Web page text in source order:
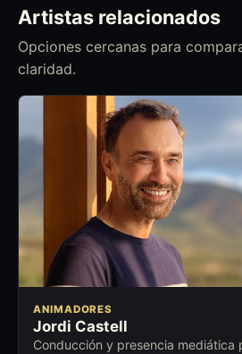
Artistas relacionados
Opciones cercanas para
claridad.
ANIMADORES
Jordi Castell
Conducción y presencia mediática